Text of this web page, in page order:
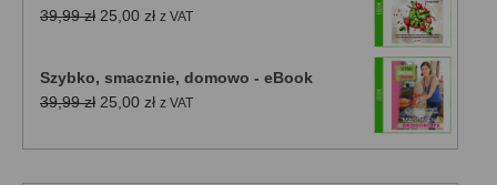
39,99zł Pierwotna
39,99 zł.
25,00 złAktualna
25,00 zł.
z VAT
Szybko, smacznie, domowo - eBook
39,99zł Pierwotna
wynosiła:
25,00 złAktualna
wynosi:
z VAT